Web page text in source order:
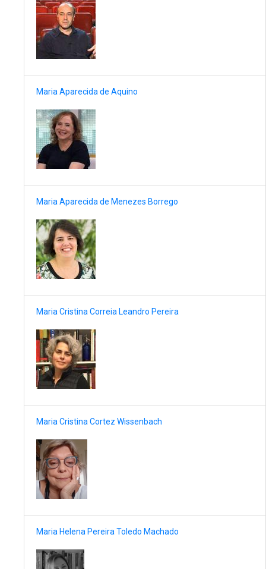
Maria Aparecida de Aquino
Maria Aparecida de Menezes Borrego
Maria Cristina Correia Leandro Pereira
Maria Cristina Cortez Wissenbach
Maria Helena Pereira Toledo Machado